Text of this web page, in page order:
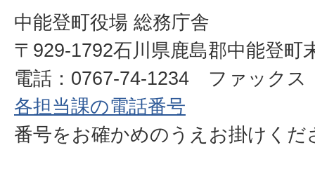
中能登町役場 総務庁舎
〒929-1792石川県鹿島郡中能登町
電話：0767-74-1234 ファックス
各担当課の電話番号
番号をお確かめのうえお掛けく